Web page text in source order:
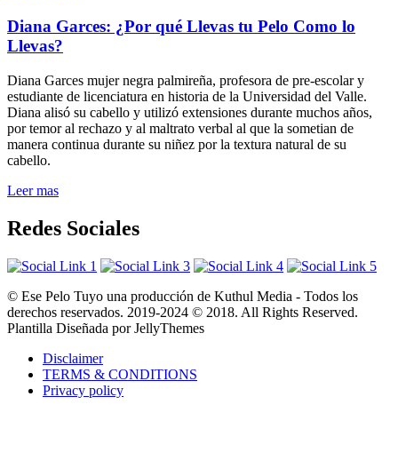
Diana Garces: ¿Por qué Llevas tu Pelo Como lo
Llevas?
Diana Garces mujer negra palmireña, profesora de pre-escolar y
estudiante de licenciatura en historia de la Universidad del Valle.
Diana alisó su cabello y utilizó extensiones durante muchos años,
por temor al rechazo y al maltrato verbal al que la sometian de
manera continua durante su niñez por la textura natural de su
cabello.
Leer mas
Redes Sociales
© Ese Pelo Tuyo una producción de Kuthul Media - Todos los
derechos reservados. 2019-2024 © 2018. All Rights Reserved.
Plantilla Diseñada por JellyThemes
Disclaimer
TERMS & CONDITIONS
Privacy policy